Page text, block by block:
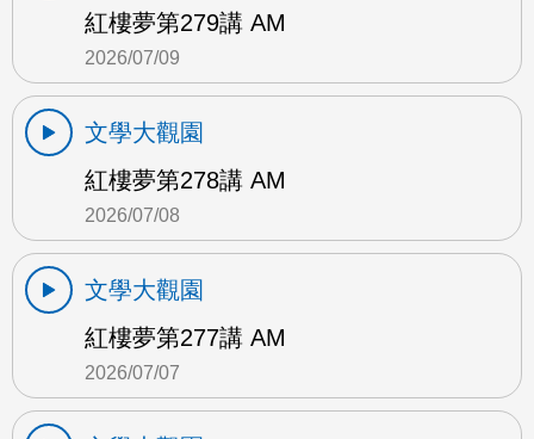
紅樓夢第279講 AM
2026/07/09
文學大觀園
紅樓夢第278講 AM
2026/07/08
文學大觀園
紅樓夢第277講 AM
2026/07/07